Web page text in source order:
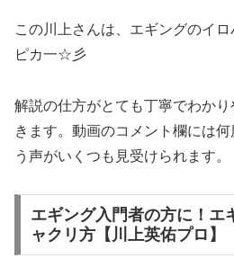
この川上さんは、エギングのイ
ピカ一☆彡
解説の仕方がとても丁寧でわか
きます。動画のコメント欄には
う声がいくつも見受けられます。
エギング入門者の方に！エ
ャクリ方【川上英佑プロ】